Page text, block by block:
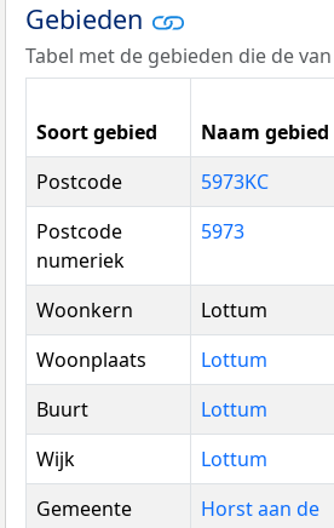
Gebieden
Tabel met de gebieden die de van
Soort gebied Naam gebied
Postcode
5973KC
Postcode
numeriek
5973
Woonkern Lottum
Woonplaats
Lottum
Buurt
Lottum
Wijk
Lottum
Gemeente
Horst aan de